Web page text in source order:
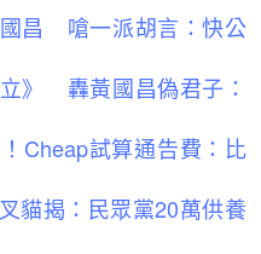
昌 嗆一派胡言：快公
》 轟黃國昌偽君子：
Cheap試算通告費：比
貓揭：民眾黨20萬供養